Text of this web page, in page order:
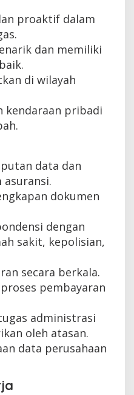
proaktif dalam
dan memiliki
di wilayah
kendaraan pribadi
data dan
dokumen
dengan
sakit, kepolisian,
secara berkala.
pembayaran
administrasi
oleh atasan.
data perusahaan